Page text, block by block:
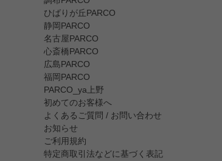
ひばりが丘PARCO
静岡PARCO
名古屋PARCO
心斎橋PARCO
広島PARCO
福岡PARCO
PARCO_ya上野
初めてのお客様へ
よくあるご質問 / お問い合わせ
お知らせ
ご利用規約
特定商取引法などに基づく表記